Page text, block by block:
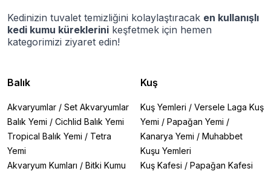
Kedinizin tuvalet temizliğini kolaylaştıracak en kullanışlı
kedi kumu küreklerini keşfetmek için hemen
kategorimizi ziyaret edin!
Balık
Akvaryumlar / Set Akvaryumlar
Balık Yemi / Cichlid Balık Yemi
Tropical Balık Yemi / Tetra
Yemi
Akvaryum Kumları / Bitki Kumu
Kuş
Kuş Yemleri / Versele Laga Kuş
Yemi / Papağan Yemi /
Kanarya Yemi / Muhabbet
Kuşu Yemleri
Kuş Kafesi / Papağan Kafesi